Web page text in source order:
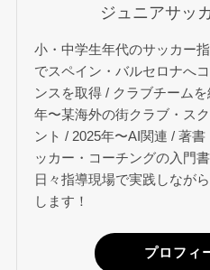
ジュニアサッ
小・中学生年代のサッカー
でスペイン・バルセロナへ
ンスを取得 / クラブチーム
年〜某海外の街クラブ・ス
ント / 2025年〜AI関連 / 著
ッカー・コーチングの入門書
日々指導現場で実践しなが
します！
プロフィ